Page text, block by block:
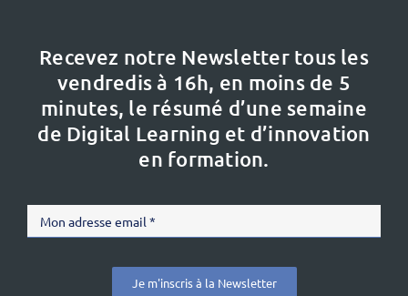
Recevez notre Newsletter tous les
vendredis à 16h, en moins de 5
minutes, le résumé d’une semaine
de Digital Learning et d’innovation
en formation.
Je m'inscris à la Newsletter